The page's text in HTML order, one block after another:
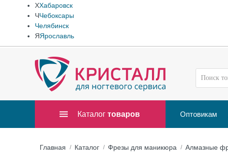
ХХабаровск
ЧЧебоксары
Челябинск
ЯЯрославль
Каталог товаров Оптовикам
Главная Каталог Фрезы для маникюра Алмазные